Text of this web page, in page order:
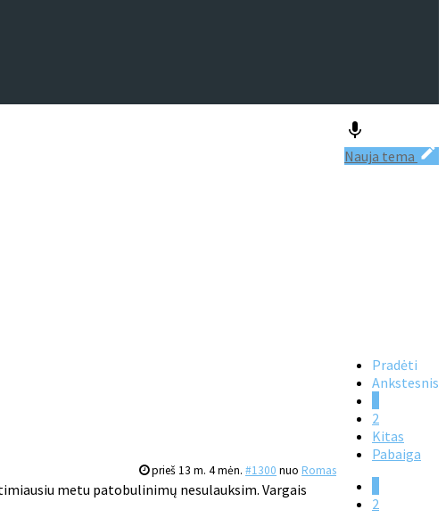
Nauja tema
Pradėti
Ankstesnis
2
Kitas
Pabaiga
2
prieš 13 m. 4 mėn. #1300 nuo Romas
metu patobulinimų nesulauksim. Vargais